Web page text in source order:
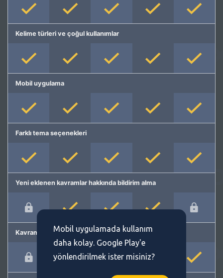
Kelime türleri ve çoğul kullanımlar
Mobil uygulama
Farklı tema seçenekleri
Yeni eklenen kavramlar hakkında bildirim alma
Kavram önermeMobil uygulamada kullanım
daha kolay. Google Play'e
yönlendirilmek ister misiniz?